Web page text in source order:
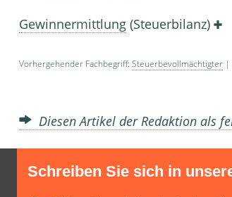
Gewinnermittlung (Steuerbilanz)
Vorhergehender Fachbegriff: Steuerbevollmächtigter |
Diesen Artikel der Redaktion als
Schreiben Sie sich in